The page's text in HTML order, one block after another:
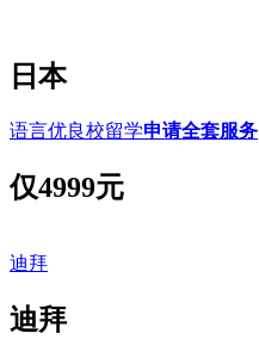
日本
语言优良校留学申请全套服务
仅4999元
迪拜
迪拜